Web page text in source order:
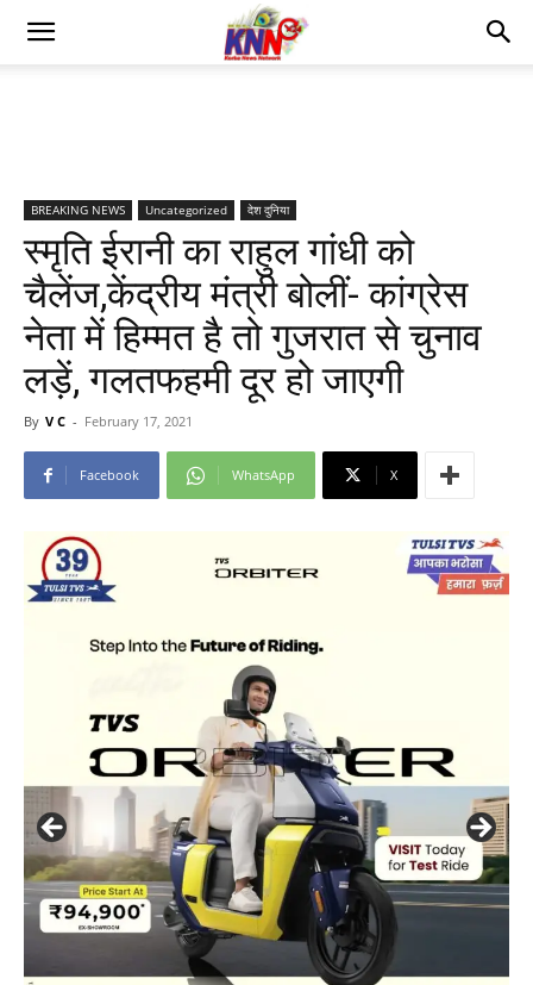
BREAKING NEWS Uncategorized देश दुनिया
स्मृति ईरानी का राहुल गांधी को
चैलेंज,केंद्रीय मंत्री बोलीं- कांग्रेस
नेता में हिम्मत है तो गुजरात से चुनाव
लड़ें, गलतफहमी दूर हो जाएगी
By V C - February 17, 2021
Facebook WhatsApp X